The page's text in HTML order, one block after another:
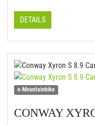
DETAILS
e-Mountainbike
CONWAY